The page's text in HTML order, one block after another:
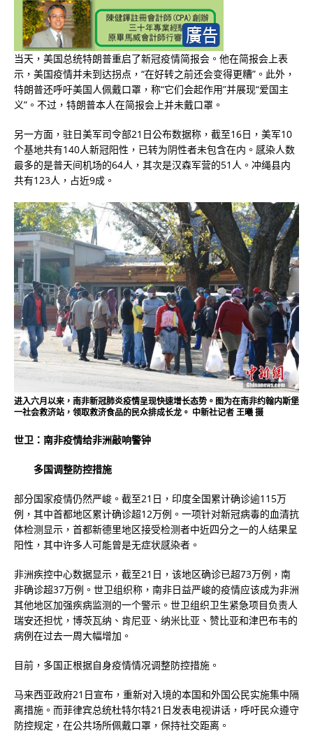
当天，美国总统特朗普重启了新冠疫情简报会。他在简报会上表
示，美国疫情并未到达拐点，“在好转之前还会变得更糟”。此外，
特朗普还呼吁美国人佩戴口罩，称“它们会起作用”并展现“爱国主
义”。不过，特朗普本人在简报会上并未戴口罩。
另一方面，驻日美军司令部21日公布数据称，截至16日，美军10
个基地共有140人新冠阳性，已转为阴性者未包含在内。感染人数
最多的是普天间机场的64人，其次是汉森军营的51人。冲绳县内
共有123人，占近9成。
进入六月以来，南非新冠肺炎疫情呈现快速增长态势。图为在南非约翰内斯堡
一社会救济站，领取救济食品的民众排成长龙。 中新社记者 王曦 摄
世卫：南非疫情给非洲敲响警钟
多国调整防控措施
部分国家疫情仍然严峻。截至21日，印度全国累计确诊逾115万
例，其中首都地区累计确诊超12万例。一项针对新冠病毒的血清抗
体检测显示，首都新德里地区接受检测者中近四分之一的人结果呈
阳性，其中许多人可能曾是无症状感染者。
非洲疾控中心数据显示，截至21日，该地区确诊已超73万例，南
非确诊超37万例。世卫组织称，南非日益严峻的疫情应该成为非洲
其他地区加强疾病监测的一个警示。世卫组织卫生紧急项目负责人
瑞安还担忧，博茨瓦纳、肯尼亚、纳米比亚、赞比亚和津巴布韦的
病例在过去一周大幅增加。
目前，多国正根据自身疫情情况调整防控措施。
马来西亚政府21日宣布，重新对入境的本国和外国公民实施集中隔
离措施。而菲律宾总统杜特尔特21日发表电视讲话，呼吁民众遵守
防控规定，在公共场所佩戴口罩，保持社交距离。